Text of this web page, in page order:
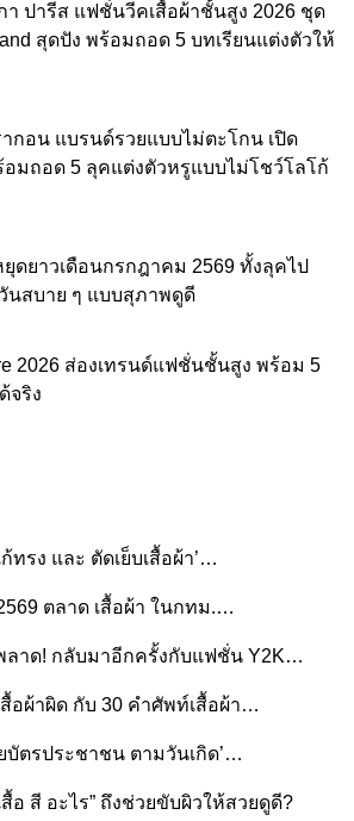
า ปารีส แฟชั่นวีคเสื้อผ้าชั้นสูง 2026 ชุด
สุดปัง พร้อมถอด 5 บทเรียนแต่งตัวให้
กอน แบรนด์รวยแบบไม่ตะโกน เปิด
มถอด 5 ลุคแต่งตัวหรูแบบไม่โชว์โลโก้
ดยาวเดือนกรกฎาคม 2569 ทั้งลุคไป
นสบาย ๆ แบบสุภาพดูดี
2026 ส่องเทรนด์แฟชั่นชั้นสูง พร้อม 5
จริง
ทรง และ ตัดเย็บเสื้อผ้า’…
ตลาด เสื้อผ้า ในกทม.…
าด! กลับมาอีกครั้งกับแฟชั่น Y2K…
อผ้าผิด กับ 30 คำศัพท์เสื้อผ้า…
ยบัตรประชาชน ตามวันเกิด’…
อ สี อะไร” ถึงช่วยขับผิวให้สวยดูดี?